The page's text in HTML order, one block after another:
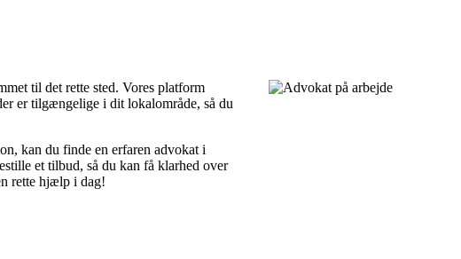
til det rette sted. Vores platform
er tilgængelige i dit lokalområde, så du
kan du finde en erfaren advokat i
et tilbud, så du kan få klarhed over
rette hjælp i dag!